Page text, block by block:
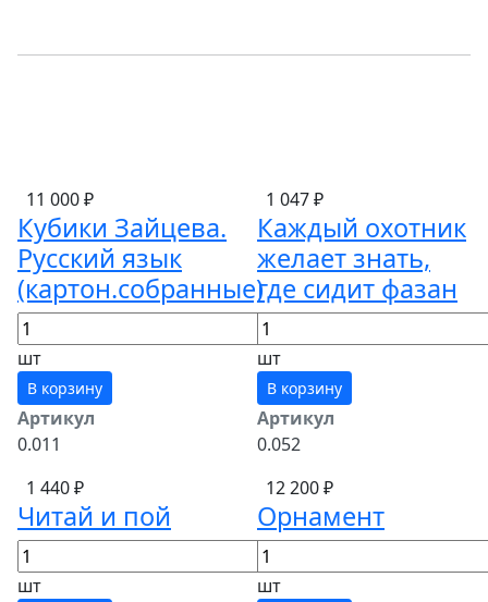
11 000 ₽
Кубики Зайцева.
Русский язык
(картон.собранные)
шт
В корзину
Артикул
0.011
1 047 ₽
Каждый охотник
желает знать,
где сидит фазан
шт
В корзину
Артикул
0.052
1 440 ₽
Читай и пой
шт
12 200 ₽
Орнамент
шт